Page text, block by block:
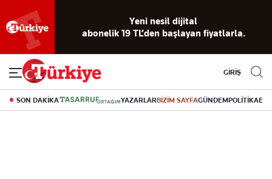
Yeni nesil dijital
abonelik 19 TL’den başlayan fiyatlarla.
GİRİŞ
SON DAKİKA YAZARLARBİZİM SAYFAGÜNDEMPOLİTİKA